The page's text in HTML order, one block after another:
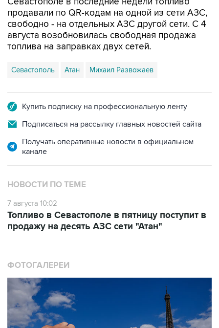
свободно - на отдельных АЗС другой сети. С 4
августа возобновилась свободная продажа
топлива на заправках двух сетей.
Севастополь Атан Михаил Развожаев
Подписаться на рассылку главных новостей сайта
Получать оперативные новости в официальном
НОВОСТИ ПО ТЕМЕ
7 августа 10:02
продажу на десять АЗС сети "Атан"